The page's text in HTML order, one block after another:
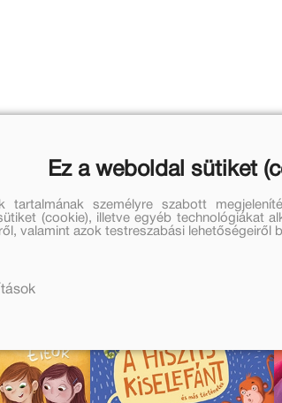
művei Békés Rozi
Ez a weboldal sütiket
tartalmának személyre szabott
(cookie), illetve egyéb technológiákat
valamint azok testreszabási lehetőségeiről